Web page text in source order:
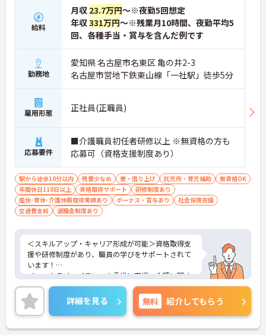
給料
月収 23.7万円～※夜勤5回想定
年収331万円～※残業月10時間、夜勤平均5
回、各種手当・賞与を含んだ例です
勤務地
愛知県 名古屋市名東区 亀の井2-3
名古屋市営地下鉄東山線「一社駅」徒歩5分
雇用形態 正社員(正職員)
応募要件
■介護職員初任者研修以上 ※無資格の方も
応募可（資格支援制度あり）
駅から徒歩10分以内 残業少なめ 寮・借り上げ 託児所・育児補助
無資格OK
年間休日110日以上
資格取得サポート
研修制度あり
産休･育休･介護休暇取得実績あり
ボーナス・賞与あり
社会保険完備
交通費支給
退職金制度あり
＜スキルアップ・キャリア形成が可能＞資格取得支
援や研修制度があり、職員の学びをサポートされて
います！
＜ワークライフバランスを重視＞育児・介護に関す
る制度や社宅制度、各種手当など、長く安心して働
きやすい環境が整っています。
＜寄り添ったケアの実施＞利用者さまに深く寄り添
ったサービスの提供を目指し、職員の専門性を高め
るような人材育成にも注力されています。
詳細を見る 無料 紹介してもらう